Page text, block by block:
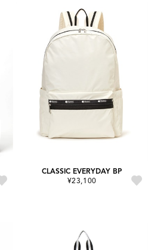
CLASSIC EVERYDAY BP
¥23,100